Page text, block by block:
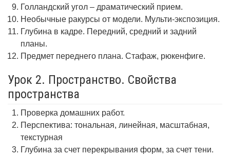
Голландский угол – драматический прием.
Необычные ракурсы от модели. Мульти-экспозиция.
Глубина в кадре. Передний, средний и задний
планы.
Предмет переднего плана. Стафаж, рюкенфиге.
Урок 2. Пространство. Свойства
пространства
Проверка домашних работ.
Перспектива: тональная, линейная, масштабная,
текстурная
Глубина за счет перекрывания форм, за счет тени.